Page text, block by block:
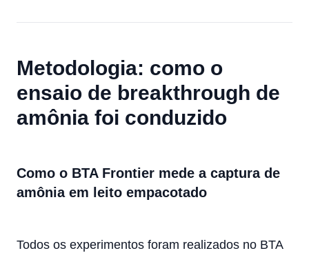
Metodologia: como o
ensaio de breakthrough de
amônia foi conduzido
Como o BTA Frontier mede a captura de
amônia em leito empacotado
Todos os experimentos foram realizados no BTA